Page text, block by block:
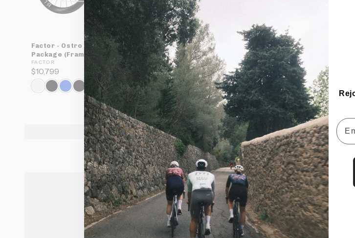
Factor - Ostro VAM 2.0 Premium
Package (Frameset/Wheelset)
FACTOR
$10,799
Factor - Ostro VAM 2.0 Premium
Package (Frameset)
FACTOR
$7,299
+1